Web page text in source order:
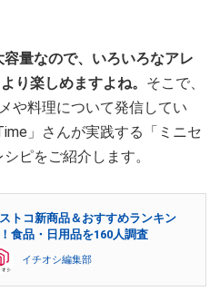
容量なので、いろいろなアレ
り楽しめますよね。 そこで、
や料理について発信してい
」さんが実践する「ミニセ
ピをご紹介します。
トコ新商品＆おすすめランキン
食品・日用品を160人調査
イチオシ編集部